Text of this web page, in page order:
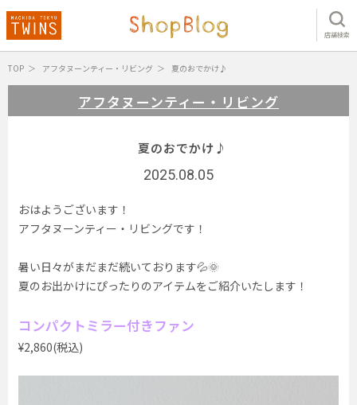
店舗検索
TOP アフタヌーンティー・リビング 夏のおでかけ♪
アフタヌーンティー・リビング
夏のおでかけ♪
2025.08.05
おはようございます！
アフタヌーンティー・リビングです！
暑い日々がまだまだ続いております💦🌞
夏のお出かけにぴったりのアイテムをご紹介いたします！
コンパクトミラー付きファン
¥2,860(税込)